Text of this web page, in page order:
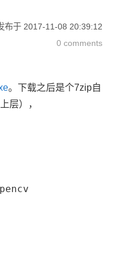
布于 2017-11-08 20:39:12
0 comments
。下载之后是个7zip自
层），